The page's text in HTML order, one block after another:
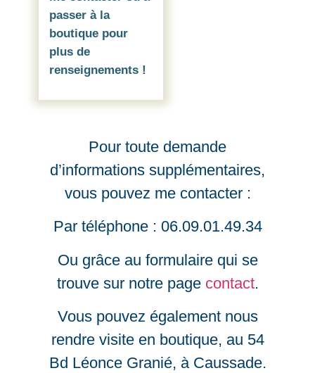
passer à la
boutique pour
plus de
renseignements !
Pour toute demande
d’informations supplémentaires,
vous pouvez me contacter :
Par téléphone : 06.09.01.49.34
Ou grâce au formulaire qui se
trouve sur notre page contact.
Vous pouvez également nous
rendre visite en boutique, au 54
Bd Léonce Granié, à Caussade.